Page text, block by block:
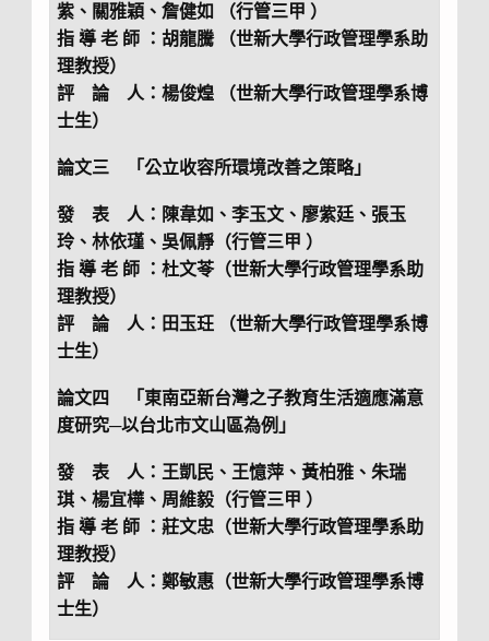
紫、關雅穎、詹健如 （行管三甲 ）
指 導 老 師 ：胡龍騰 （世新大學行政管理學系助
理教授）
評 論 人：楊俊煌 （世新大學行政管理學系博
士生）
論文三 「公立收容所環境改善之策略」
發 表 人：陳韋如、李玉文、廖紫廷、張玉
玲、林依瑾、吳佩靜（行管三甲 ）
指 導 老 師 ：杜文苓（世新大學行政管理學系助
理教授）
評 論 人：田玉玨 （世新大學行政管理學系博
士生）
論文四 「東南亞新台灣之子教育生活適應滿意
度研究─以台北市文山區為例」
發 表 人：王凱民、王憶萍、黃柏雅、朱瑞
琪、楊宜樺、周維毅（行管三甲 ）
指 導 老 師 ：莊文忠（世新大學行政管理學系助
理教授）
評 論 人：鄭敏惠（世新大學行政管理學系博
士生）